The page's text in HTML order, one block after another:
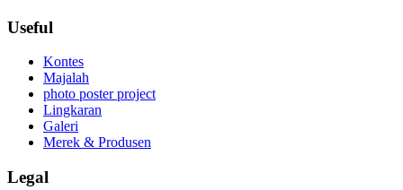
Useful
Kontes
Majalah
photo poster project
Lingkaran
Galeri
Merek & Produsen
Legal